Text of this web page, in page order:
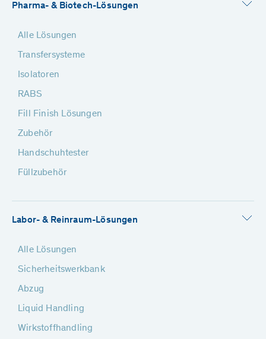
Pharma- & Biotech-Lösungen
Alle Lösungen
Transfersysteme
Isolatoren
RABS
Fill Finish Lösungen
Zubehör
Handschuhtester
Füllzubehör
Labor- & Reinraum-Lösungen
Alle Lösungen
Sicherheitswerkbank
Abzug
Liquid Handling
Wirkstoffhandling